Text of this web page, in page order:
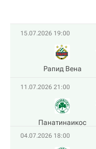
15.07.2026 19:00
Рапид Вена
11.07.2026 21:00
Панатинаикос
04.07.2026 18:00